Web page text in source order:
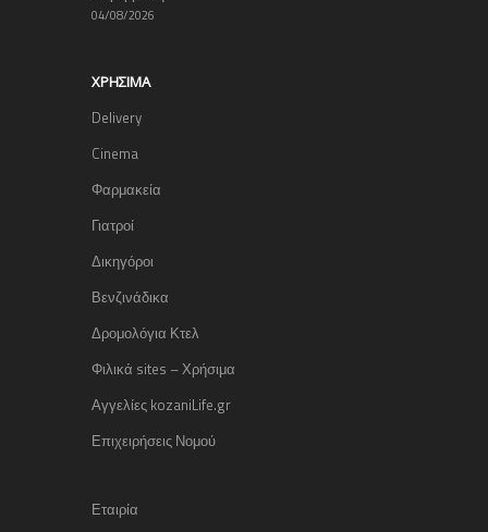
04/08/2026
ΧΡΉΣΙΜΑ
Delivery
Cinema
Φαρμακεία
Γιατροί
Δικηγόροι
Βενζινάδικα
Δρομολόγια Κτελ
Φιλικά sites – Χρήσιμα
Αγγελίες kozaniLife.gr
Επιχειρήσεις Νομού
Εταιρία